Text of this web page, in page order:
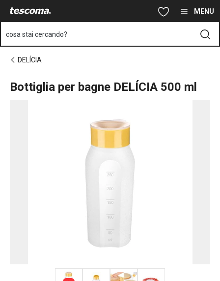
Vai al contenuto principale MENU
cosa stai cercando?
DELÍCIA
Bottiglia per bagne DELÍCIA 500 ml